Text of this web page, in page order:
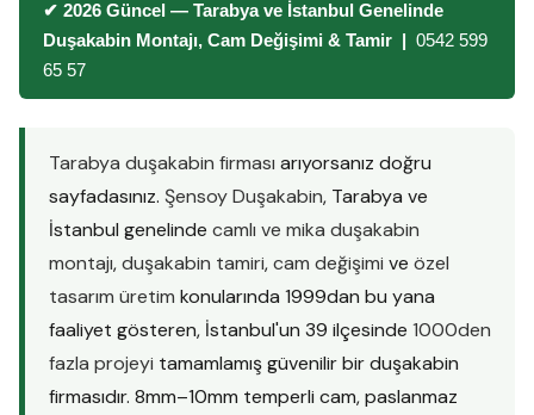
✔ 2026 Güncel — Tarabya ve İstanbul Genelinde
Duşakabin Montajı, Cam Değişimi & Tamir | 0542 599
65 57
Tarabya duşakabin firması arıyorsanız doğru
sayfadasınız. Şensoy Duşakabin, Tarabya ve
İstanbul genelinde camlı ve mika duşakabin
montajı,duşakabin tamiri,cam değişimi ve özel
tasarım üretim konularında 1999dan bu yana
faaliyet gösteren, İstanbul'un 39 ilçesinde 1000den
fazla projeyi tamamlamış güvenilir bir duşakabin
firmasıdır. 8mm–10mm temperli cam, paslanmaz